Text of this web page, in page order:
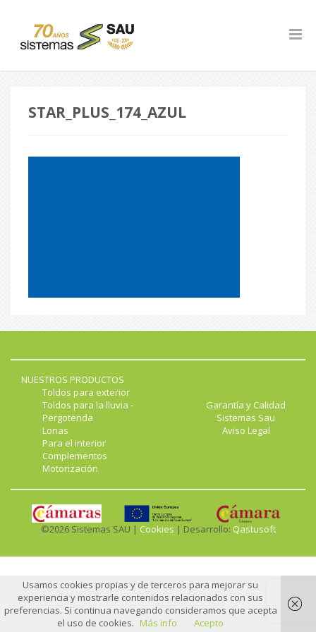
STAR_PLUS_174_AZUL
NUESTROS PRODUCTOS
Toldos para exterior
Toldos para la lluvia -
Pergotenda
Lonas
Para el interior
Complementos
Motorización
Garantía y Calidad
Sistemas Sau
Aviso Legal
©2026 Sistemas SAU | Cookies | Desarrollo: Qastusoft
Usamos cookies propias y de terceros para mejorar su
experiencia y mostrarle contenidos relacionados con sus
preferencias. Si continua navegando consideramos que acepta
el uso de cookies. Más info Acepto